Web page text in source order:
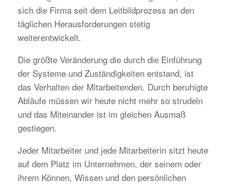
sich die Firma seit dem Leitbildprozess an den
täglichen Herausforderungen stetig
weiterentwickelt.
Die größte Veränderung die durch die Einführung
der Systeme und Zuständigkeiten entstand, ist
das Verhalten der Mitarbeitenden. Durch beruhigte
Abläufe müssen wir heute nicht mehr so strudeln
und das Miteinander ist im gleichen Ausmaß
gestiegen.
Jeder Mitarbeiter und jede Mitarbeiterin sitzt heute
auf dem Platz im Unternehmen, der seinem oder
ihrem Können, Wissen und den persönlichen